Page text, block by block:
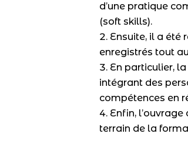
d’une pratique
(soft skills).
Ensuite, il a été
enregistrés tout
En particulier,
intégrant des
compétences en
Enfin,
terrain de la